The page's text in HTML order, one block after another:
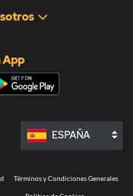
App
ESPAÑA
Términos y Condiciones Generales